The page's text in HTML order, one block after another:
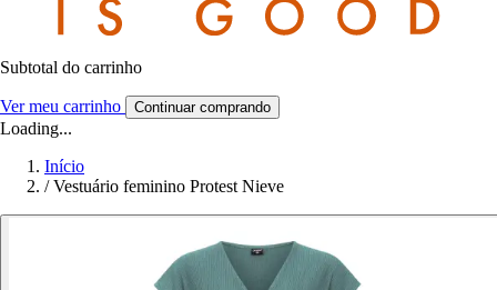
Subtotal do carrinho
Ver meu carrinho Continuar comprando
Loading...
Início
/ Vestuário feminino Protest Nieve